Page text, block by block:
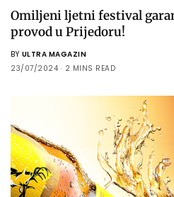
Omiljeni ljetni festival
provod u Prijedoru!
BY ULTRA MAGAZIN
23/07/2024
2 MINS READ